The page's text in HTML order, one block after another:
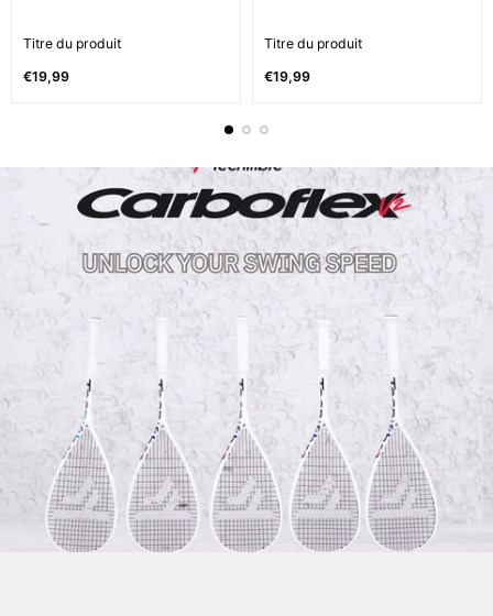
Titre du produit
Prix
normal
€19,99
Titre du produit
Prix
normal
€19,99